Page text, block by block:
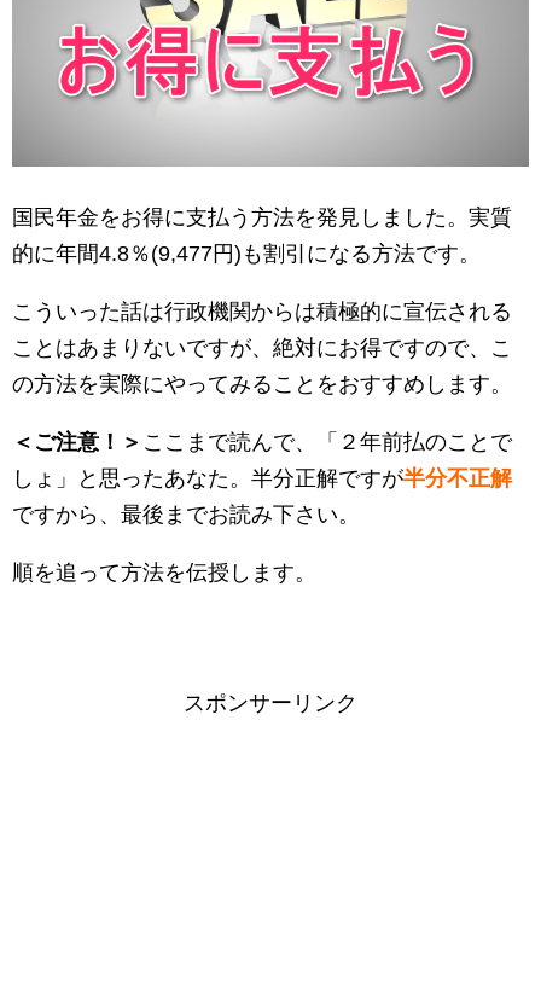
国民年金をお得に支払う方法を発見しました。実質
的に年間4.8％(9,477円)も割引になる方法です。
こういった話は行政機関からは積極的に宣伝される
ことはあまりないですが、絶対にお得ですので、こ
の方法を実際にやってみることをおすすめします。
＜ご注意！＞ ここまで読んで、「２年前払のことで
しょ」と思ったあなた。半分正解ですが半分不正解
ですから、最後までお読み下さい。
順を追って方法を伝授します。
スポンサーリンク